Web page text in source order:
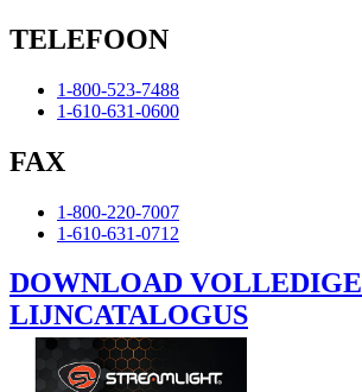
TELEFOON
1-800-523-7488
1-610-631-0600
FAX
1-800-220-7007
1-610-631-0712
DOWNLOAD VOLLEDIGE
LIJNCATALOGUS